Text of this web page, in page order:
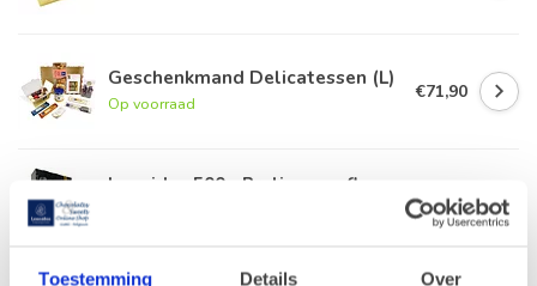
Toestemming Details Over
Geschenkmand Delicatessen (L)
Op voorraad
€71,90
Leonidas 500g Pralines en fles
€79,90